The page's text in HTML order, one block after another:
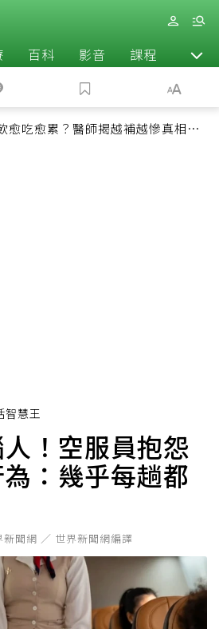
百科 影音 課程 退休
愈吃愈累？醫師揭越補越慘真相：
智慧王
！空服員抱怨
：幾乎每趟都
新聞網 ／ 世界新聞網編譯